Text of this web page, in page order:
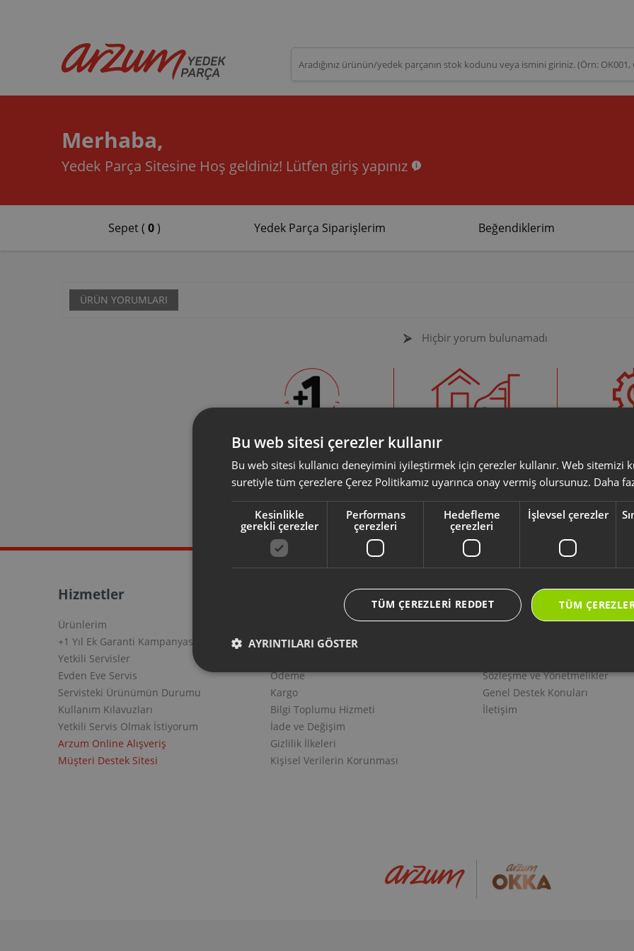
Merhaba,
Yedek Parça Sitesine Hoş geldiniz! Lütfen giriş yapınız
Sepet ( 0) Yedek Parça Siparişlerim Beğendiklerim
ÜRÜN YORUMLARI
Hiçbir yorum bulunamadı
+1 Yıl Ek Garanti
30 gün içinde almış
olduğunuz ürününüzün
garantisini +1 yıl daha
uzatabilirsiniz.
Evden Eve Servis
Servise gidecek vaktiniz
yoksa ürününüzü evinizden
alalım
Olmak
Formu
Hizmetler
Ürünlerim
+1 Yıl Ek Garanti Kampanyası
Yetkili Servisler
Evden Eve Servis
Servisteki Ürünümün Durumu
Kullanım Kılavuzları
Yetkili Servis Olmak İstiyorum
Arzum Online Alışveriş
Müşteri Destek Sitesi
Yardım Konuları
Satınalma Rehberi
Üyelik
Ödeme
Kargo
Bilgi Toplumu Hizmeti
İade ve Değişim
Gizlilik İlkeleri
Kişisel Verilerin Korunması
Destek Merkezi
Ürünler
Sözleşme ve Yönetmelikler
Genel Destek Konuları
İletişim
Bu web sitesi çerezler kullanır
Bu web sitesi kullanıcı deneyimini iyileştirmek için çerezler kullanır. Web sitemizi
suretiyle tüm çerezlere Çerez Politikamız uyarınca onay vermiş olursunuz. Daha
Kesinlikle
gerekli çerezler
Performans
çerezleri
Hedefleme
çerezleri
İşlevsel çerezler
TÜM
TÜM ÇEREZLERI REDDET
AYRINTILARI GÖSTER